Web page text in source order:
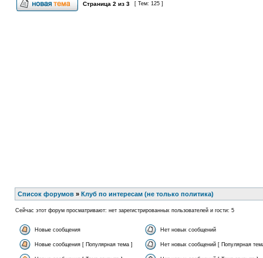
Страница 2 из 3 [ Тем: 125 ]
Список форумов » Клуб по интересам (не только политика)
Сейчас этот форум просматривают: нет зарегистрированных пользователей и гости: 5
Новые сообщения Нет новых сообщений
Новые сообщения [ Популярная тема ] Нет новых сообщений [ Популярная